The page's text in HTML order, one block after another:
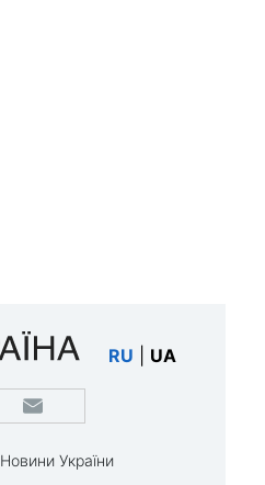
RU UA
Новини України